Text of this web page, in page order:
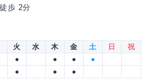
歩 2分
火 水 木 金 土 日
祝
● ● ●
●
● ● ●